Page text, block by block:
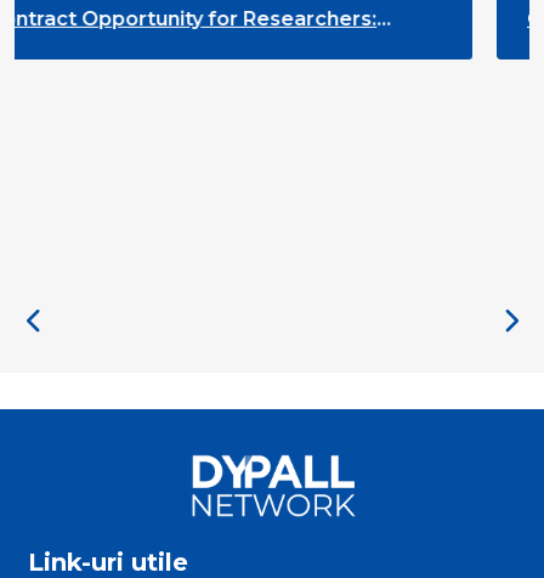
Researchers:
Contract Opportunity
Link-uri utile